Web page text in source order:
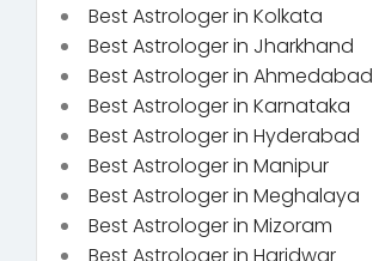
Best Astrologer in Kolkata
Best Astrologer in Jharkhand
Best Astrologer in Ahmedabad
Best Astrologer in Karnataka
Best Astrologer in Hyderabad
Best Astrologer in Manipur
Best Astrologer in Meghalaya
Best Astrologer in Mizoram